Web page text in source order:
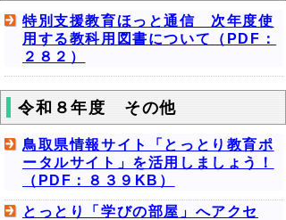
特別支援教育ほっと通信 次年度使
用する教科用図書について（PDF：
２８２）
令和８年度 その他
鳥取県情報サイト「とっとり教育ポ
ータルサイト」を活用しましょう！
（PDF：８３９KB）
とっとり「学びの部屋」へアクセ